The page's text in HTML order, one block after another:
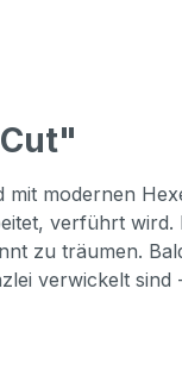
modernen
verführt wird.
zu träumen.
verwickelt